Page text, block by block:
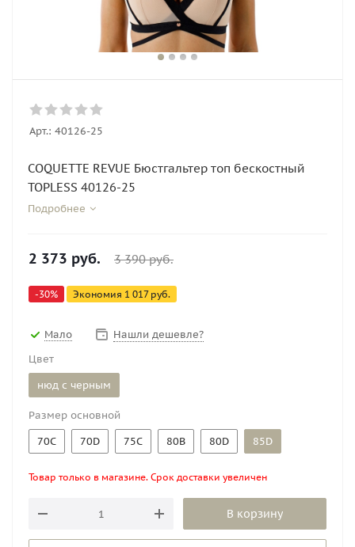
Арт.: 40126-25
COQUETTE REVUE Бюстгальтер топ бескостный
TOPLESS 40126-25
Подробнее
2 373 руб. 3 390руб.
-30% Экономия 1 017руб.
Мало
Нашли дешевле?
Цвет
нюд с черным
Размер основной
70C
70D 75C 80B 80D 85D
Товар только в магазине. Срок доставки увеличен
В корзину